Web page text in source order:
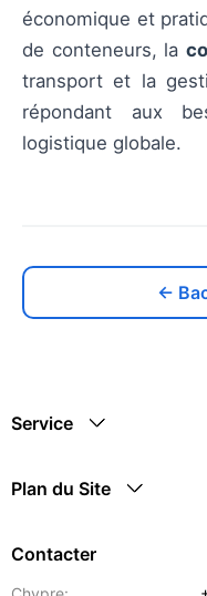
économique et
de conteneurs, la
transport et la
répondant aux
logistique globale.
←
Service
Plan du Site
Contacter